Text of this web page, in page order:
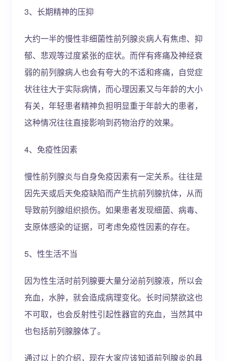
3、长期精神的压抑
大约一半的慢性非细菌性前列腺炎病人有焦虑、抑
郁、悲观等过度紧张的症状。而伴有疼痛及神经衰
弱的前列腺病人也会有夸大的不适和疼痛，自觉症
状往往大于实际病情，而心理因素又与年龄的大小
有关，年轻患者精神负担明显重于年龄大的患者，
这种情况往往直接影响到药物治疗的效果。
4、免疫性因素
慢性前列腺炎与自身免疫因素有一定关系。往往是
因先天或后天免疫缺陷而产生抗前列腺抗体，从而
导致前列腺组织损伤。如果患者发现细菌、病毒、
支原体感染的证据，可考虑免疫性因素的存在。
5、性生活不当
因为性生活时前列腺要大量分泌前列腺液，所以会
充血，水肿，就会造成病理变化。长时间禁欲这也
不可取，也会反射性引起性器官的充血，当然其中
也包括前列腺腺体了。
通过以上的介绍，现在大家应该知道前列腺炎的具